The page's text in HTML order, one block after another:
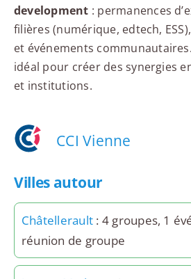
development : permanences
filières (numérique, edtech,
et événements
idéal pour créer des synergies
et institutions.
CCI Vienne
Villes autour
Châtellerault : 4 groupes, 1
réunion de groupe